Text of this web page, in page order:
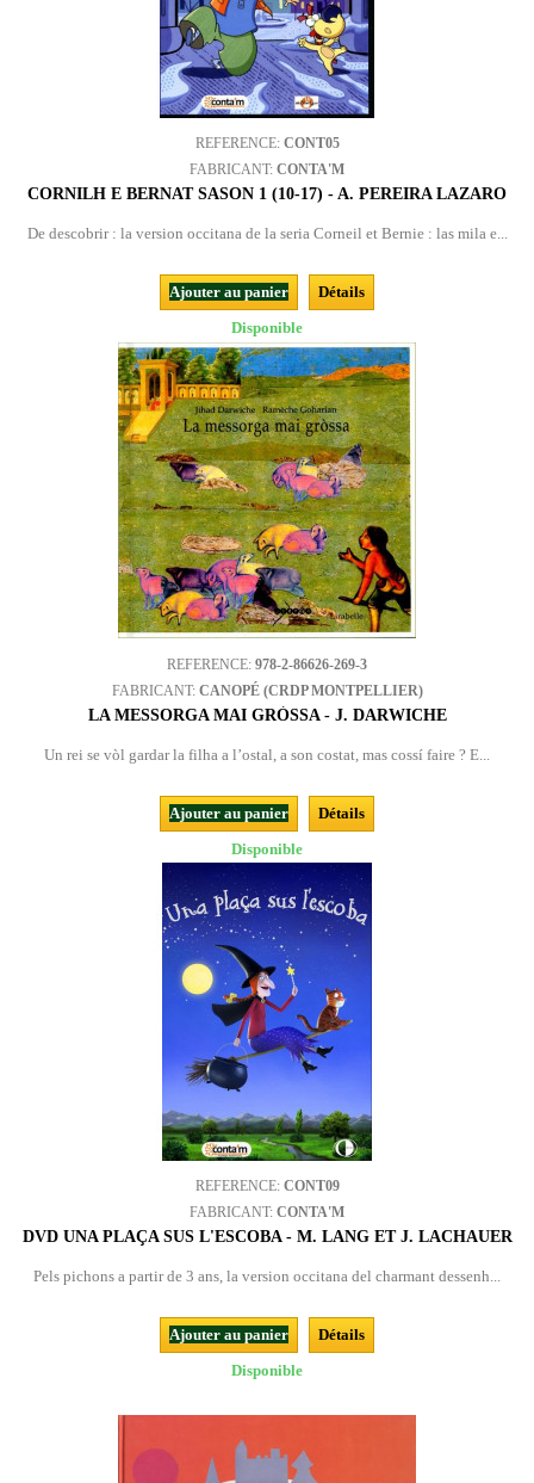
REFERENCE: CONT05
FABRICANT: CONTA'M
CORNILH E BERNAT SASON 1 (10-17) - A. PEREIRA LAZARO
De descobrir : la version occitana de la seria Corneil et Bernie : las mila e...
Ajouter au panier
Détails
Disponible
REFERENCE: 978-2-86626-269-3
FABRICANT: CANOPÉ (CRDP MONTPELLIER)
LA MESSORGA MAI GRÒSSA - J. DARWICHE
Un rei se vòl gardar la filha a l’ostal, a son costat, mas cossí faire ? E...
Ajouter au panier
Détails
Disponible
REFERENCE: CONT09
FABRICANT: CONTA'M
DVD UNA PLAÇA SUS L'ESCOBA - M. LANG ET J. LACHAUER
Pels pichons a partir de 3 ans, la version occitana del charmant dessenh...
Ajouter au panier
Détails
Disponible